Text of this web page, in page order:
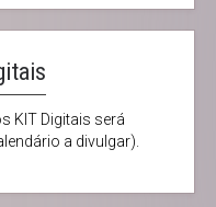
KIT Digitais será
a divulgar).